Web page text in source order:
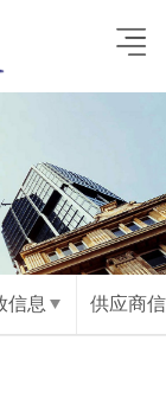
信息 供应商